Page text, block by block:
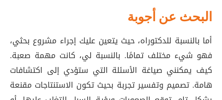
البحث عن أجوبة
أما بالنسبة للدكتوراه، حيث يتعين عليك إجراء مشروع بحثي،
فهو شيء مختلف تمامًا. بالنسبة لي، كانت مهمة صعبة.
كيف يمكنني صياغة الأسئلة التي ستؤدي إلى اكتشافات
هامة. تصميم وتفسير تجربة بحيث تكون الاستنتاجات مقنعة